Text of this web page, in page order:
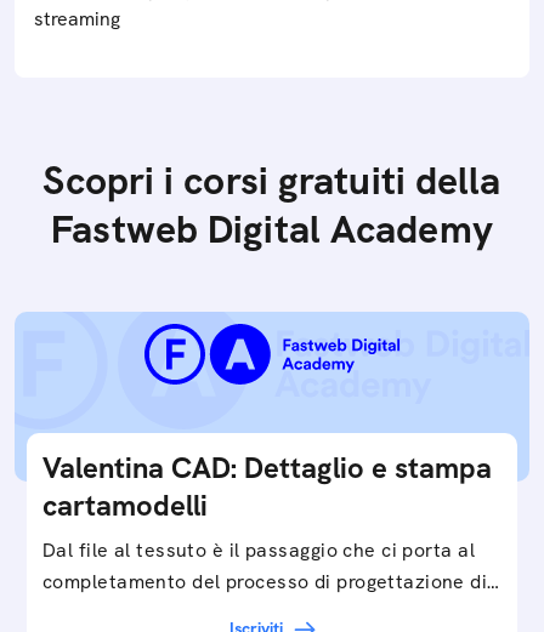
streaming
Scopri i corsi gratuiti della
Fastweb Digital Academy
Valentina CAD: Dettaglio e stampa
cartamodelli
Dal file al tessuto è il passaggio che ci porta al
completamento del processo di progettazione di